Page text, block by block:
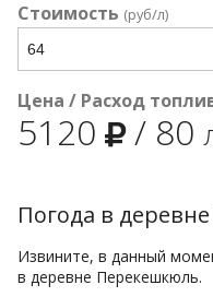
Стоимость (руб/л)
Цена / Расход
5120 / 80
Погода в
Извините, в данный
в деревне Перекешкюль.